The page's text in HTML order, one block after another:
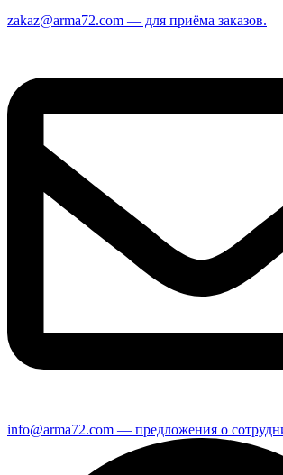
zakaz@arma72.com — для приёма заказов.
info@arma72.com — предложения о